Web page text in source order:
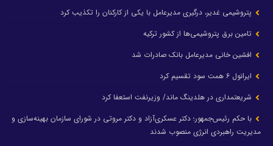
پتروشیمی غدیر، درگیری مدیرعامل با یکی از کارکنان را تکذیب کرد
تامین برق پتروشیمی‌ها از کشور ترکیه
افشین خانی مدیرعامل بانک صادرات شد
ایرانول ۶ همت سود تقسیم کرد
شریعتمداری در هلدینگ ماند/ وزیرنفت استعفا کرد
با حکم رئیس‌جمهور؛ دکتر عسکری‌آزاد و دکتر مروتی در شورای سازمان بهینه‌سازی و
مدیریت راهبردی انرژی منصوب شدند